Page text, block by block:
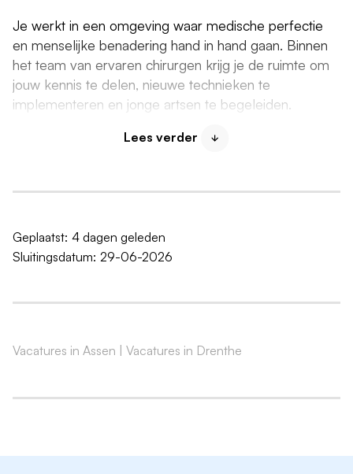
Je werkt in een omgeving waar medische perfectie
en menselijke benadering hand in hand gaan. Binnen
het team van ervaren chirurgen krijg je de ruimte om
jouw kennis te delen, nieuwe technieken te
implementeren en jonge artsen te begeleiden.
Wat wij bieden
goed in bent. Hoogwaardige zorg leveren in een
Een zelfstandige en effectieve functie binnen een
Wij zijn specifiek op zoek naar een ZZP'er, waarbij
vormgegeven
overleg af, passend bij jouw beschikbaarheid
Moderne faciliteiten en geavanceerde duplex-
Lees verder
Geplaatst: 4 dagen geleden
Sluitingsdatum: 29-06-2026
Vacatures in Assen | Vacatures in Drenthe